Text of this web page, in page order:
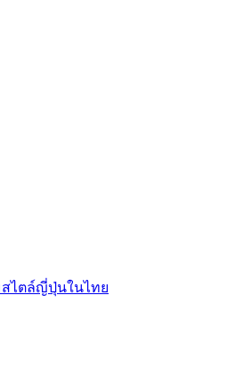
ไตล์ญี่ปุ่นในไทย